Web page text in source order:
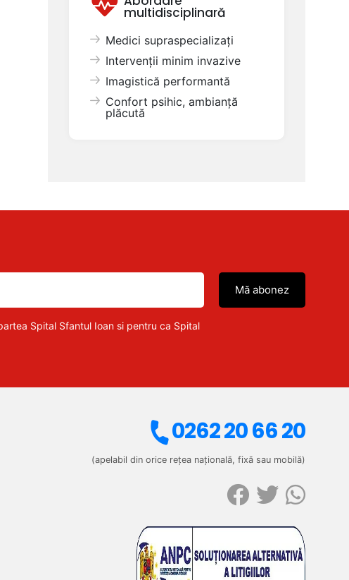
multidisciplinară
Medici supraspecializați
Intervenții minim invazive
Imagistică performantă
Confort psihic, ambianță
plăcută
Spital Sfantul Ioan si pentru ca Spital
0262 20 66 20
(apelabil din orice rețea națională, fixă sau mobilă)